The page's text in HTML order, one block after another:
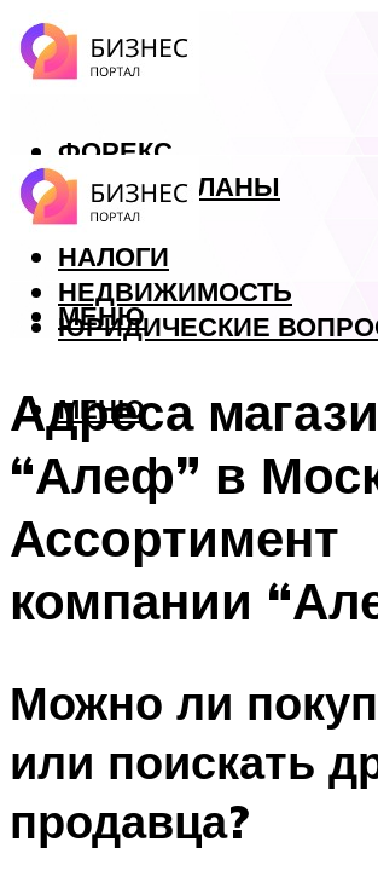
ФОРЕКС
БИЗНЕС ПЛАНЫ
КРЕДИТЫ
НАЛОГИ
НЕДВИЖИМОСТЬ
ЮРИДИЧЕСКИЕ
МЕНЮ
МЕНЮ
Адреса
“Алеф” в
Ассортимент
компании
Можно ли
или поискать
продавца?